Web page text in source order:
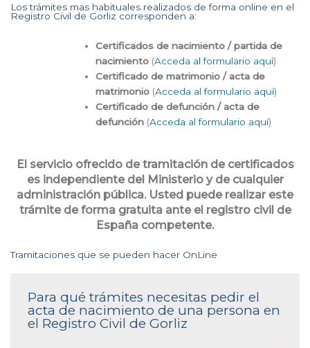
Los trámites mas habituales realizados de forma online en el
Registro Civil de Gorliz corresponden a:
Certificados de nacimiento / partida de
nacimiento (Acceda al formulario aquí)
Certificado de matrimonio / acta de
matrimonio (Acceda al formulario aquí)
Certificado de defunción / acta de
defunción (Acceda al formulario aquí)
El servicio ofrecido de tramitación de certificados
es independiente del Ministerio y de cualquier
administración pública. Usted puede realizar este
trámite de forma gratuita ante el registro civil de
España competente.
Tramitaciones que se pueden hacer OnLine
Para qué trámites necesitas pedir el
acta de nacimiento de una persona en
el Registro Civil de Gorliz